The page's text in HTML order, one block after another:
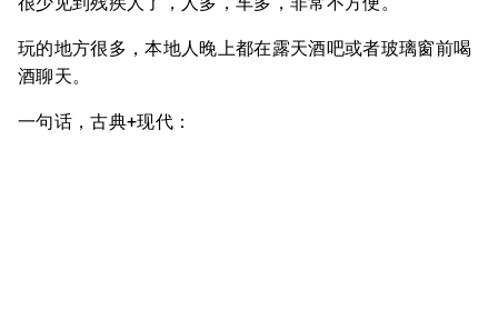
玩的地方很多，本地人晚上都在露天酒吧或者玻璃窗前喝
酒聊天。
一句话，古典+现代：